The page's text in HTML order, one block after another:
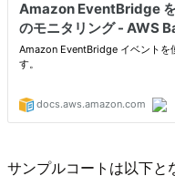
サンプルコートは以下と